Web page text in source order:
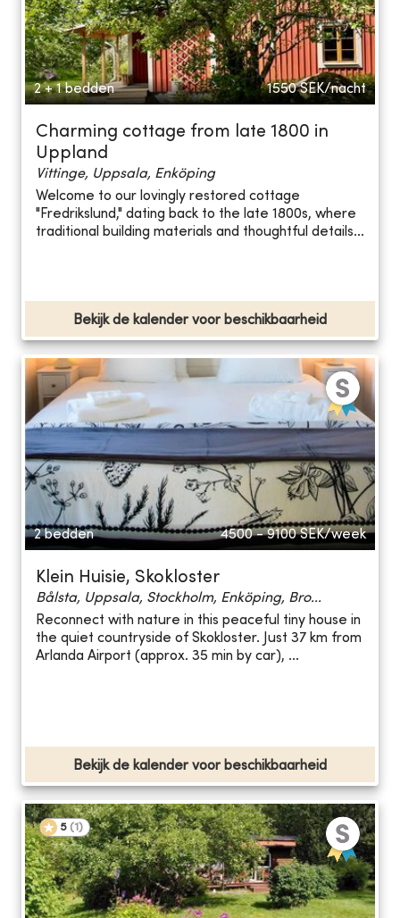
2 + 1 bedden 1550 SEK/nacht
Charming cottage from late 1800 in
Uppland
Vittinge, Uppsala, Enköping
Welcome to our lovingly restored cottage
"Fredrikslund," dating back to the late 1800s, where
traditional building materials and thoughtful details...
Bekijk de kalender voor beschikbaarheid
2 bedden 4500 - 9100 SEK/week
Klein Huisie, Skokloster
Bålsta, Uppsala, Stockholm, Enköping, Bro...
Reconnect with nature in this peaceful tiny house in
the quiet countryside of Skokloster. Just 37 km from
Arlanda Airport (approx. 35 min by car), ...
Bekijk de kalender voor beschikbaarheid
5 (1 )